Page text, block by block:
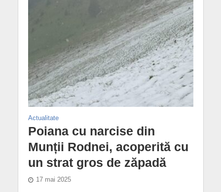
Actualitate
Poiana cu narcise din
Munții Rodnei, acoperită cu
un strat gros de zăpadă
17 mai 2025